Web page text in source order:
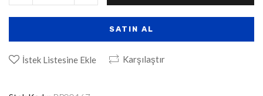
SATIN AL
İstek Listesine Ekle Karşılaştır